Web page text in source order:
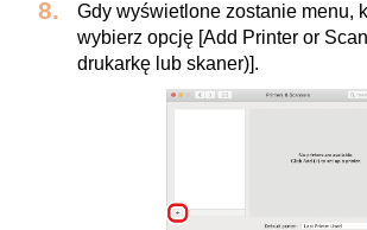
Gdy wyświetlone zostanie menu,
wybierz opcję [Add Printer or
drukarkę lub skaner)].